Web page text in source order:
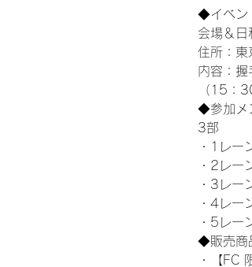
◆イベン
会場＆
住所：
内容：
（15：
◆参加メ
3部
・1レー
・2レー
・3レー
・4レー
・5レー
◆販売商
・【FC